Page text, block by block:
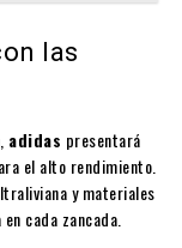
las
adidas presentará
el alto rendimiento.
y materiales
cada zancada.